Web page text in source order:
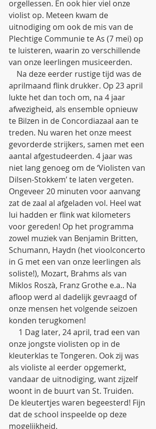
orgellessen. En ook hier viel onze
violist op. Meteen kwam de
uitnodiging om ook de mis van de
Plechtige Communie te As (7 mei) op
te luisteren, waarin zo verschillende
van onze leerlingen musiceerden.
Na deze eerder rustige tijd was de
aprilmaand flink drukker. Op 23 april
lukte het dan toch om, na 4 jaar
afwezigheid, als ensemble opnieuw
te Bilzen in de Concordiazaal aan te
treden. Nu waren het onze meest
gevorderde strijkers, samen met een
aantal afgestudeerden. 4 jaar was
niet lang genoeg om de ‘Violisten van
Dilsen-Stokkem’ te laten vergeten.
Ongeveer 20 minuten voor aanvang
zat de zaal al afgeladen vol. Heel wat
lui hadden er flink wat kilometers
voor gereden! Op het programma
zowel muziek van Benjamin Britten,
Schumann, Haydn (het vioolconcerto
in G met een van onze leerlingen als
soliste!), Mozart, Brahms als van
Miklos Roszà, Franz Grothe e.a.. Na
afloop werd al dadelijk gevraagd of
onze mensen het volgende seizoen
konden terugkomen!
1 Dag later, 24 april, trad een van
onze jongste violisten op in de
kleuterklas te Tongeren. Ook zij was
als violiste al eerder opgemerkt,
vandaar de uitnodiging, want zijzelf
woont in de buurt van St. Truiden.
De kleutertjes waren begeesterd! Fijn
dat de school inspeelde op deze
mogelijkheid.